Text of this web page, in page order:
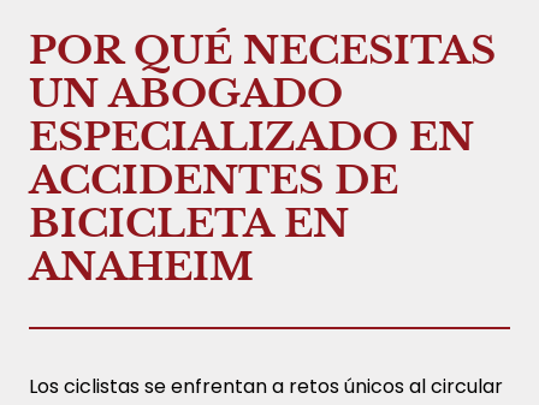
POR QUÉ NECESITAS
UN ABOGADO
ESPECIALIZADO EN
ACCIDENTES DE
BICICLETA EN
ANAHEIM
Los ciclistas se enfrentan a retos únicos al circular